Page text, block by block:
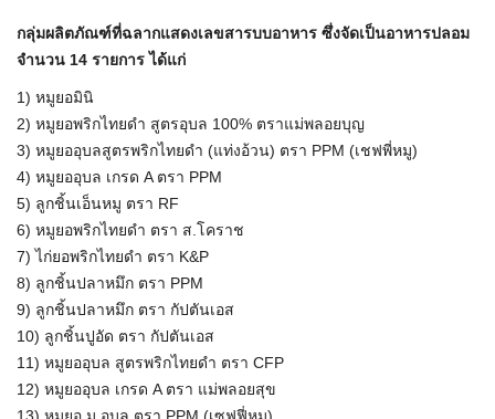
กลุ่มผลิตภัณฑ์ที่ฉลากแสดงเลขสารบบอาหาร ซึ่งจัดเป็นอาหารปลอม
จำนวน 14 รายการ ได้แก่
1) หมูยอมินิ
2) หมูยอพริกไทยดำ สูตรอุบล 100% ตราแม่พลอยบุญ
3) หมูยออุบลสูตรพริกไทยดำ (แท่งอ้วน) ตรา PPM (เชฟพี่หมู)
4) หมูยออุบล เกรด A ตรา PPM
5) ลูกชิ้นเอ็นหมู ตรา RF
6) หมูยอพริกไทยดำ ตรา ส.โคราช
7) ไก่ยอพริกไทยดำ ตรา K&P
8) ลูกชิ้นปลาหมึก ตรา PPM
9) ลูกชิ้นปลาหมึก ตรา กัปตันเอส
10) ลูกชิ้นปูอัด ตรา กัปตันเอส
11) หมูยออุบล สูตรพริกไทยดำ ตรา CFP
12) หมูยออุบล เกรด A ตรา แม่พลอยสุข